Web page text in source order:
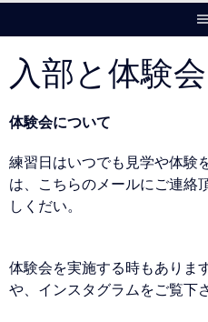
入部と体験
体験会について
練習日はいつでも見学や体験
は、こちらのメールにご連絡
しくだい。
体験会を実施する時もありま
や、インスタグラムをご覧下